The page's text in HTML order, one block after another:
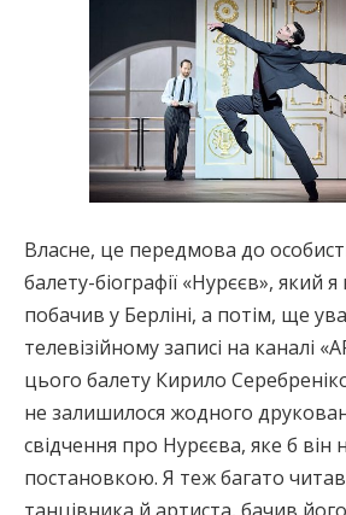
Власне, це передмова до
балету-біографії «Нурєєв», який
побачив у Берліні, а потім, ще
телевізійному записі на каналі
цього балету Кирило
не залишилося жодного
свідчення про Нурєєва, яке б
постановкою. Я теж багато